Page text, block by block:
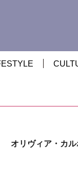
オリヴィア・カル